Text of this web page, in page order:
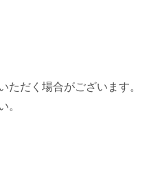
だく場合がございます。
。